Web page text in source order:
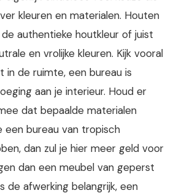
kleuren en materialen. Houten
authentieke houtkleur of juist
en vrolijke kleuren. Kijk vooral
in de ruimte, een bureau is
aan je interieur. Houd er
dat bepaalde materialen
een bureau van tropisch
dan zul je hier meer geld voor
dan een meubel van geperst
de afwerking belangrijk, een